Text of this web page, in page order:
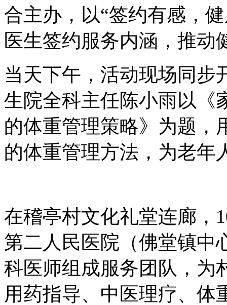
合主办，以“签约有感，
医生签约服务内涵，推动
当天下午，活动现场同步
生院全科主任陈小雨以《
的体重管理策略》为题，
的体重管理方法，为老年
在稽亭村文化礼堂连廊，
第二人民医院（佛堂镇中
科医师组成服务团队，为
用药指导、中医理疗、体